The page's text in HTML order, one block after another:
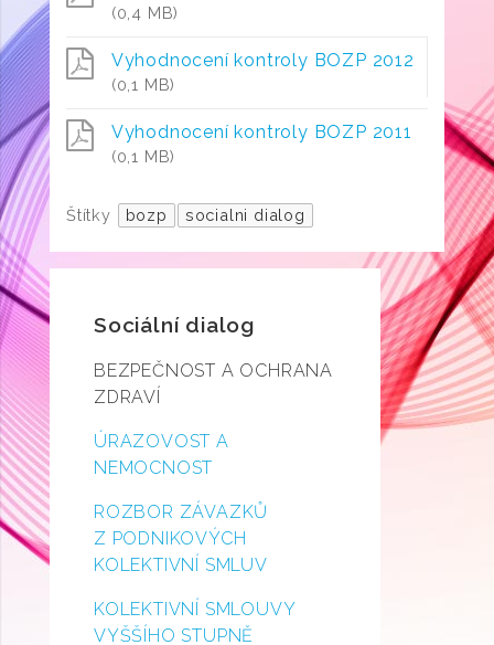
(0,4 MB)
Vyhodnocení kontroly BOZP 2012
(0,1 MB)
Vyhodnocení kontroly BOZP 2011
(0,1 MB)
Štítky bozp socialni dialog
Sociální dialog
BEZPEČNOST A OCHRANA
ZDRAVÍ
ÚRAZOVOST A
NEMOCNOST
ROZBOR ZÁVAZKŮ
Z PODNIKOVÝCH
KOLEKTIVNÍ SMLUV
KOLEKTIVNÍ SMLOUVY
VYŠŠÍHO STUPNĚ